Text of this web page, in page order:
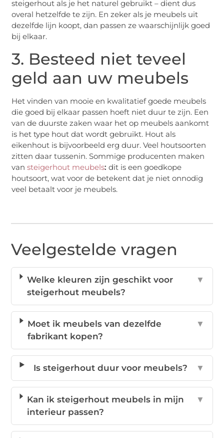
steigerhout als je het naturel gebruikt – dient dus
overal hetzelfde te zijn. En zeker als je meubels uit
dezelfde lijn koopt, dan passen ze waarschijnlijk goed
bij elkaar.
3. Besteed niet teveel
geld aan uw meubels
Het vinden van mooie en kwalitatief goede meubels
die goed bij elkaar passen hoeft niet duur te zijn. Een
van de duurste zaken waar het op meubels aankomt
is het type hout dat wordt gebruikt. Hout als
eikenhout is bijvoorbeeld erg duur. Veel houtsoorten
zitten daar tussenin. Sommige producenten maken
vansteigerhout meubels: dit is een goedkope
houtsoort, wat voor de betekent dat je niet onnodig
veel betaalt voor je meubels.
Veelgestelde vragen
Welke kleuren zijn geschikt voor
steigerhout meubels?
▼
Moet ik meubels van dezelfde
fabrikant kopen?
▼
Is steigerhout duur voor meubels? ▼
Kan ik steigerhout meubels in mijn
interieur passen?
▼